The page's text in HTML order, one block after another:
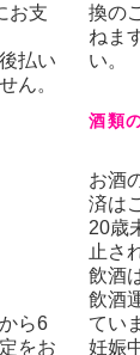
お支
払い
ん。
ら6
をお
換の
ねま
い。
酒類
お酒
済は
20歳
止さ
飲酒
飲酒
てい
妊娠